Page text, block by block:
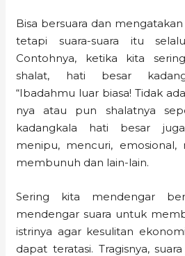
Bisa bersuara dan
tetapi suara-suara itu
Contohnya, ketika kita
shalat, hati besar
“Ibadahmu luar biasa! Tidak
nya atau pun shalatnya
kadangkala hati besar
menipu, mencuri, emosional,
membunuh dan lain-lain.
Sering kita mendengar
mendengar suara untuk
istrinya agar kesulitan
dapat teratasi. Tragisnya,